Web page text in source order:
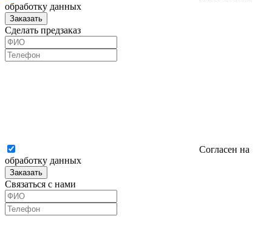
обработку данных
Заказать
Сделать предзаказ
Согласен на
обработку данных
Заказать
Связаться с нами